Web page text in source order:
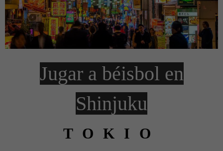
Jugar a béisbol en
Shinjuku
TOKIO